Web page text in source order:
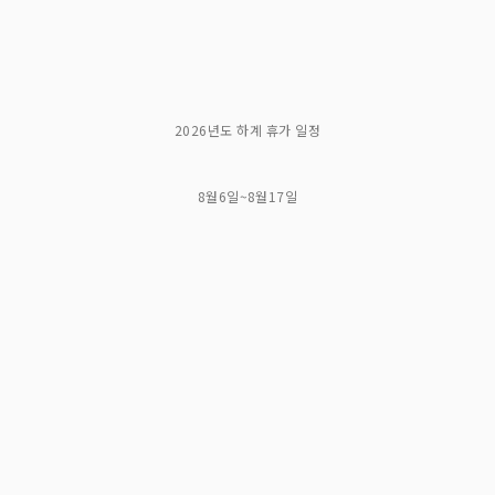
2026년도 하계 휴가 일정
8월6일~8월17일